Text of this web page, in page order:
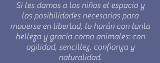
Si les damos a los niños el espacio y
las posibilidades necesarias para
moverse en libertad, lo harán con tanta
belleza y gracia como animales: con
agilidad, sencillez, confianza y
naturalidad.